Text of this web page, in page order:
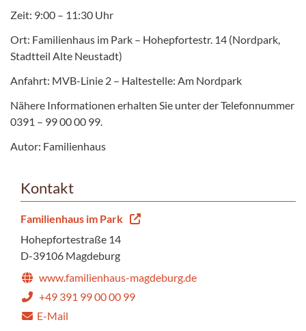
Zeit: 9:00 – 11:30 Uhr
Ort: Familienhaus im Park – Hohepfortestr. 14 (Nordpark,
Stadtteil Alte Neustadt)
Anfahrt: MVB-Linie 2 – Haltestelle: Am Nordpark
Nähere Informationen erhalten Sie unter der Telefonnummer
0391 – 99 00 00 99.
Autor: Familienhaus
Kontakt
Familienhaus im Park
Hohepfortestraße 14
D-39106 Magdeburg
www.familienhaus-magdeburg.de
+49 391 99 00 00 99
E-Mail